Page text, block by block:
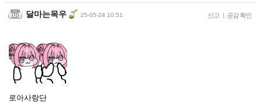
달마는목우 25-05-24 10:51 신고 | 공감 확인
로아사랑단